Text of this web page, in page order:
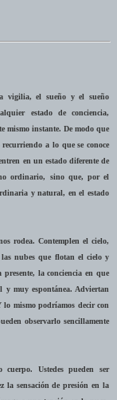
vigilia, el sueño y el sueño
estado de conciencia,
mismo instante. De modo que
a lo que se conoce
en un estado diferente de
ordinario, sino que, por el
y natural, en el estado
rodea. Contemplen el cielo,
nubes que flotan el cielo y
presente, la conciencia en que
y muy espontánea. Adviertan
lo mismo podríamos decir con
observarlo sencillamente
cuerpo. Ustedes pueden ser
la sensación de presión en la